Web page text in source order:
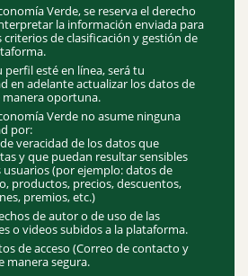
Verde, se reserva el derecho
la información enviada para
criterios de clasificación y gestión de
perfil esté en línea, será tu
en adelante actualizar los datos de
oportuna.
Verde no asume ninguna
por:
veracidad de los datos que
y que puedan resultar sensibles
usuarios (por ejemplo: datos de
productos, precios, descuentos,
premios, etc.)
de autor o de uso de las
o videos subidos a la plataforma.
de acceso (Correo de contacto y
manera segura.